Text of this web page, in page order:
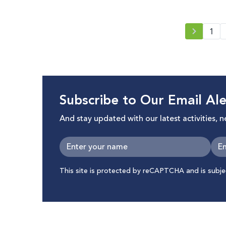
1
Subscribe to Our Email
And stay updated with our latest activities,
This site is protected by reCAPTCHA and is